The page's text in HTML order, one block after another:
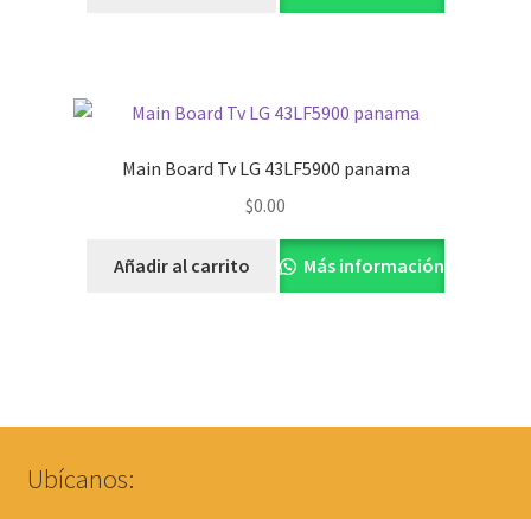
Main Board Tv LG 43LF5900 panama
$0.00
Añadir al carrito Más información
Ubícanos: